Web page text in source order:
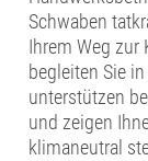
Schwaben
Ihrem Weg zur
begleiten Sie
unterstützen
und zeigen
klimaneutral